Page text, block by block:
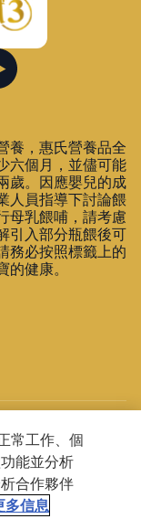
養，惠氏營養品全
六個月，並儘可能
歲。因應嬰兒的成
人員指導下討論餵
母乳餵哺，請考慮
引入部分瓶餵後可
務必按照標籤上的
健康。
reserved.
常工作、個
能並分析
合作夥伴
多信息